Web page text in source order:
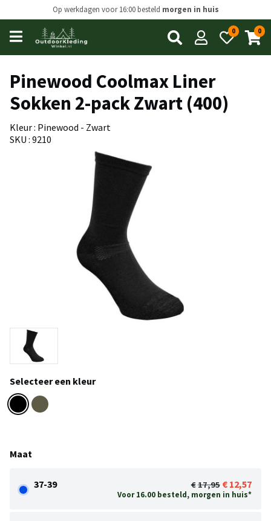
Op werkdagen voor 16:00 besteld morgen in huis
Open
main
menu
0 0
Pinewood Coolmax Liner
Sokken 2-pack Zwart (400)
Kleur : Pinewood - Zwart
SKU : 9210
Selecteer een kleur
Maat
37-39 17,95 12,57
Voor 16.00 besteld, morgen in huis*